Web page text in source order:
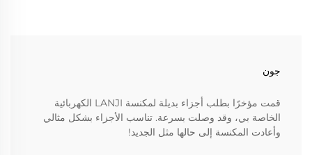
جون
قمت مؤخرًا بطلب أجزاء بديلة لمكنسة LANJI الكهربائية
الخاصة بي، وقد وصلت بسرعة. تناسب الأجزاء بشكل مثالي
وأعادت المكنسة إلى حالها مثل الجديد!